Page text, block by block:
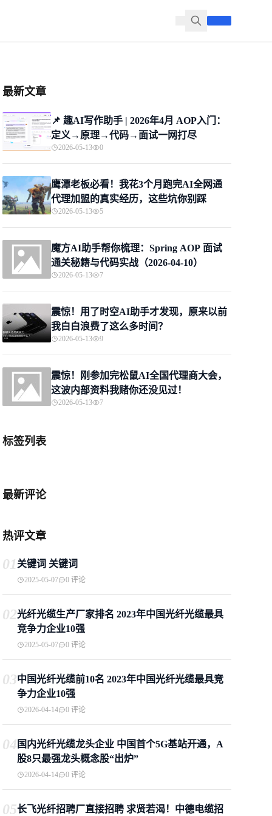
最新文章
📌 趣AI写作助手 | 2026年4月 AOP入门：
定义→原理→代码→面试一网打尽
2026-05-13 0
鹰潭老板必看！我花3个月跑完AI全网通
代理加盟的真实经历，这些坑你别踩
2026-05-13 5
魔方AI助手帮你梳理：Spring AOP 面试
通关秘籍与代码实战（2026-04-10）
2026-05-13 7
震惊！用了时空AI助手才发现，原来以前
我白白浪费了这么多时间？
2026-05-13 9
震惊！刚参加完松鼠AI全国代理商大会，
这波内部资料我赌你还没见过！
2026-05-13 7
标签列表
最新评论
热评文章
01关键词 关键词
2025-05-07 0 评论
02光纤光缆生产厂家排名 2023年中国光纤光缆最具
竞争力企业10强
2025-05-07 0 评论
03中国光纤光缆前10名 2023年中国光纤光缆最具竞
争力企业10强
2026-04-14 0 评论
04 国内光纤光缆龙头企业 中国首个5G基站开通，A
股8只最强龙头概念股“出炉”
2026-04-14 0 评论
05长飞光纤招聘厂直接招聘 求贤若渴！中德电缆招